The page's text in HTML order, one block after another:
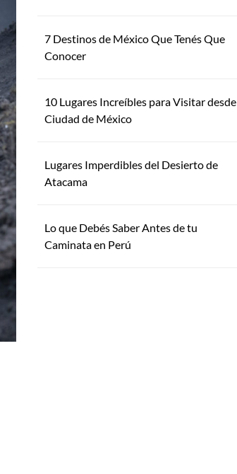
7 Destinos de México Que Tenés Que
Conocer
10 Lugares Increíbles para Visitar desde
Ciudad de México
Lugares Imperdibles del Desierto de
Atacama
Lo que Debés Saber Antes de tu
Caminata en Perú